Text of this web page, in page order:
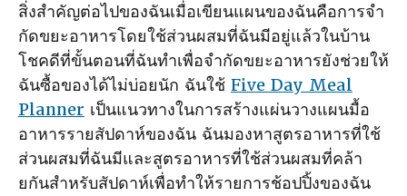
สิ่งสําคัญต่อไปของฉันเมื่อเขียนแผนของฉันคือการจํา
กัดขยะอาหารโดยใช้ส่วนผสมที่ฉันมีอยู่แล้วในบ้าน
โชคดีที่ขั้นตอนที่ฉันทําเพื่อจํากัดขยะอาหารยังช่วยให้
ฉันซื้อของได้ไม่บ่อยนัก ฉันใช้ Five Day Meal
Planner เป็นแนวทางในการสร้างแผ่นวางแผนมื้อ
อาหารรายสัปดาห์ของฉัน ฉันมองหาสูตรอาหารที่ใช้
ส่วนผสมที่ฉันมีและสูตรอาหารที่ใช้ส่วนผสมที่คล้า
ยกันสําหรับสัปดาห์เพื่อทําให้รายการช้อปปิ้งของฉัน